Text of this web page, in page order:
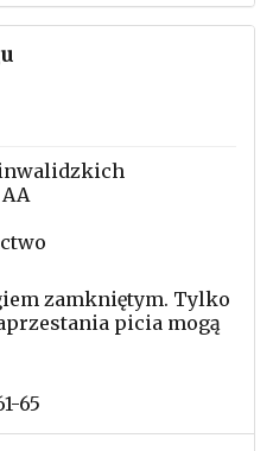
zamkniętym. Tylko
picia mogą
65